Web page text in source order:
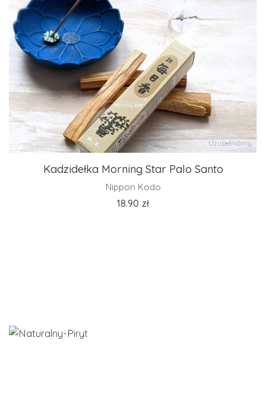
Uzupełniamy
Kadzidełka Morning Star Palo Santo
Nippon Kodo
18.90 zł